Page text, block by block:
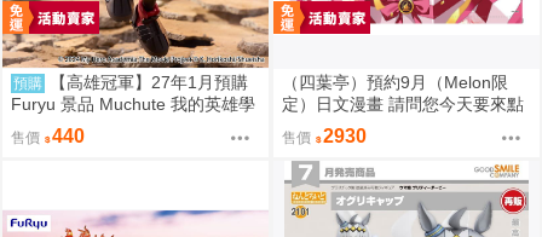
預購
【高雄冠軍】27年1月預購
Furyu 景品 Muchute 我的英雄學
院劇場版：YOU'RE NEXT 綠谷
出久
售價 440
（四葉亭）預約9月（Melon限
定）日文漫畫 請問您今天要來點
兔子嗎？(14) 雙掛軸限定版
售價 2930